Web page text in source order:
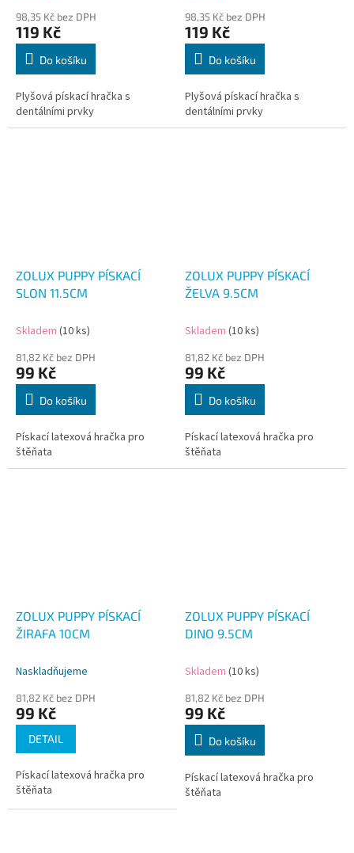
98,35 Kč bez DPH
119 Kč
Do košíku
Plyšová pískací hračka s
dentálními prvky
98,35 Kč bez DPH
119 Kč
Do košíku
Plyšová pískací hračka s
dentálními prvky
ZOLUX PUPPY PÍSKACÍ
SLON 11.5CM
Skladem (10 ks)
81,82 Kč bez DPH
99 Kč
Do košíku
Pískací latexová hračka pro
štěňata
ZOLUX PUPPY PÍSKACÍ
ŽELVA 9.5CM
Skladem (10 ks)
81,82 Kč bez DPH
99 Kč
Do košíku
Pískací latexová hračka pro
štěňata
ZOLUX PUPPY PÍSKACÍ
ŽIRAFA 10CM
Naskladňujeme
81,82 Kč bez DPH
99 Kč
DETAIL
Pískací latexová hračka pro
štěňata
ZOLUX PUPPY PÍSKACÍ
DINO 9.5CM
Skladem (10 ks)
81,82 Kč bez DPH
99 Kč
Do košíku
Pískací latexová hračka pro
štěňata